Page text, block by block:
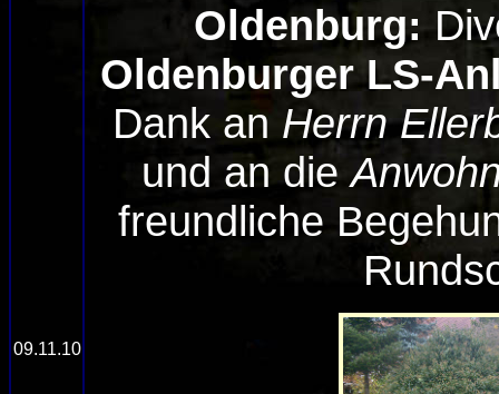
09.11.10
Oldenburg:
Oldenburger LS-
Dank an Herrn
und an die
freundliche